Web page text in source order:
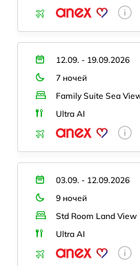
12.09. - 19.09.2026
7 ночей
Family Suite Sea
Ultra AI
03.09. - 12.09.2026
9 ночей
Std Room Land View
Ultra AI